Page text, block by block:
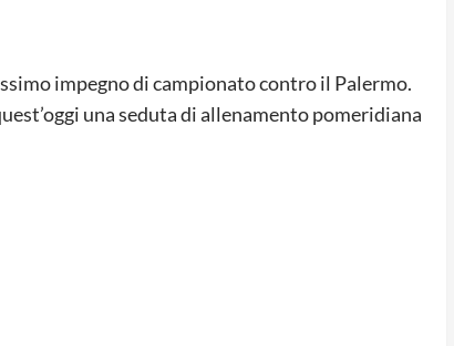
impegno di campionato contro il Palermo.
una seduta di allenamento pomeridiana